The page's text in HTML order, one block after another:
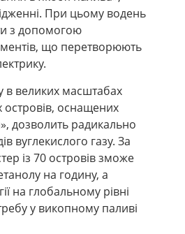
При цьому водень
з допомогою
що перетворюють
в великих масштабах
островів, оснащених
дозволить радикально
вуглекислого газу. За
із 70 островів зможе
на годину, а
на глобальному рівні
у викопному паливі